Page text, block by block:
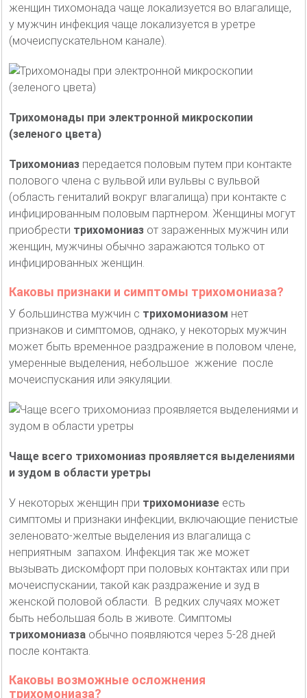
женщин тихомонада чаще локализуется во влагалище,
у мужчин инфекция чаще локализуется в уретре
(мочеиспускательном канале).
Трихомонады при электронной микроскопии
(зеленого цвета)
Трихомониаз передается половым путем при контакте
полового члена с вульвой или вульвы с вульвой
(область гениталий вокруг влагалища) при контакте с
инфицированным половым партнером. Женщины могут
приобрести трихомониаз от зараженных мужчин или
женщин, мужчины обычно заражаются только от
инфицированных женщин.
Каковы признаки и симптомы трихомониаза?
У большинства мужчин с трихомониазом нет
признаков и симптомов, однако, у некоторых мужчин
может быть временное раздражение в половом члене,
умеренные выделения, небольшое жжение после
мочеиспускания или эякуляции.
Чаще всего трихомониаз проявляется выделениями
и зудом в области уретры
У некоторых женщин при трихомониазе есть
симптомы и признаки инфекции, включающие пенистые
зеленовато-желтые выделения из влагалища с
неприятным запахом. Инфекция так же может
вызывать дискомфорт при половых контактах или при
мочеиспускании, такой как раздражение и зуд в
женской половой области. В редких случаях может
быть небольшая боль в животе. Симптомы
трихомониаза обычно появляются через 5-28 дней
после контакта.
Каковы возможные осложнения
трихомониаза?